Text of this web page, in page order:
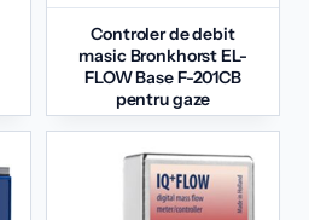
Controler de debit
masic Bronkhorst EL-
FLOW Base F-201CB
pentru gaze